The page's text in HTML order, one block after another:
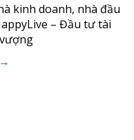
kinh doanh, nhà đầu
– Đầu tư tài